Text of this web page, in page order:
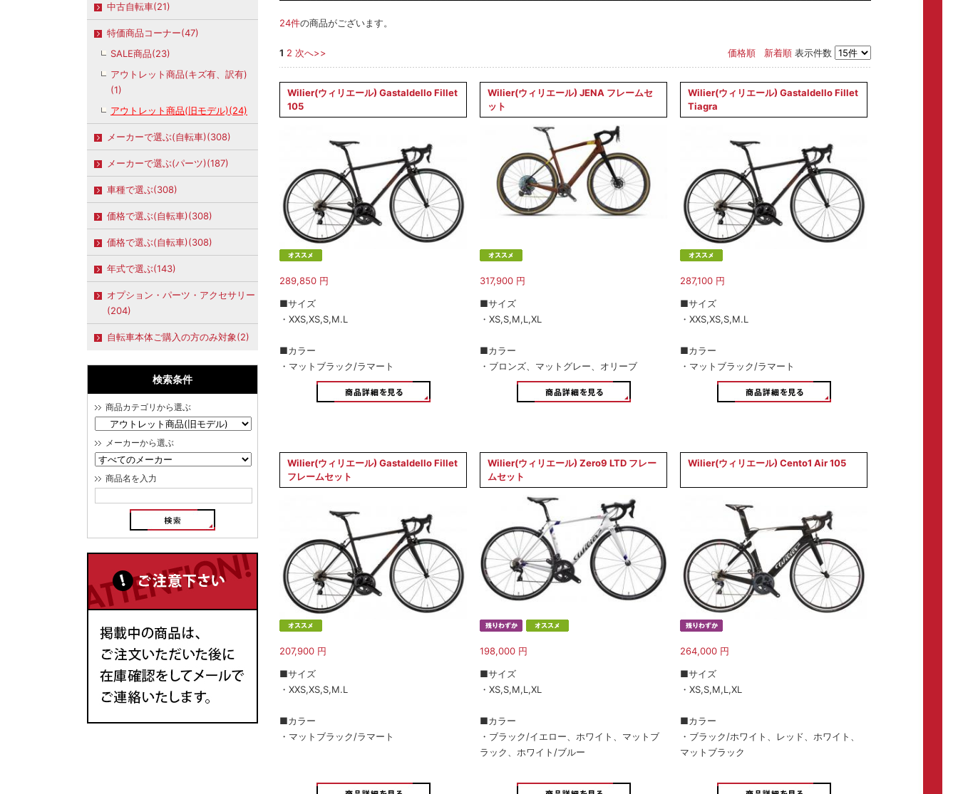
中古自転車(21)
特価商品コーナー(47)
SALE商品(23)
アウトレット商品(キズ有、訳有)
(1)
アウトレット商品(旧モデル)(24)
メーカーで選ぶ(自転車)(308)
メーカーで選ぶ(パーツ)(187)
車種で選ぶ(308)
価格で選ぶ(自転車)(308)
価格で選ぶ(自転車)(308)
年式で選ぶ(143)
オプション・パーツ・アクセサリー
(204)
自転車本体ご購入の方のみ対象(2)
検索条件
商品カテゴリから選ぶ
メーカーから選ぶ
商品名を入力
24件の商品がございます。
価格順 新着順 表示件数
1 2 次へ>>
Wilier(ウィリエール) Gastaldello Fillet
105
289,850 円
■サイズ
・XXS,XS,S,M.L
■カラー
・マットブラック/ラマート
Wilier(ウィリエール) JENA フレームセ
ット
317,900 円
■サイズ
・XS,S,M,L,XL
■カラー
・ブロンズ、マットグレー、オリーブ
Wilier(ウィリエール) Gastaldello Fillet
Tiagra
287,100 円
■サイズ
・XXS,XS,S,M.L
■カラー
・マットブラック/ラマート
Wilier(ウィリエール) Gastaldello Fillet
フレームセット
207,900 円
■サイズ
・XXS,XS,S,M.L
■カラー
・マットブラック/ラマート
Wilier(ウィリエール) Zero9 LTD フレー
ムセット
198,000 円
■サイズ
・XS,S,M,L,XL
■カラー
・ブラック/イエロー、ホワイト、マットブ
ラック、ホワイト/ブルー
Wilier(ウィリエール) Cento1 Air 105
264,000 円
■サイズ
・XS,S,M,L,XL
■カラー
・ブラック/ホワイト、レッド、ホワイト、
マットブラック